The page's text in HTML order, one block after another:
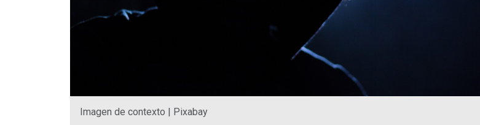
Imagen de contexto | Pixabay